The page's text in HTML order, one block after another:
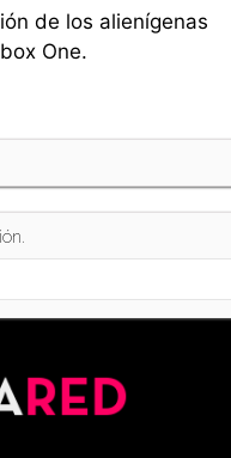
de los alienígenas
One.